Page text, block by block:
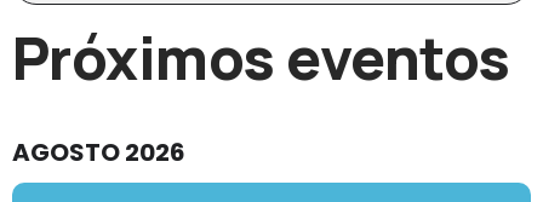
Próximos eventos
AGOSTO 2026